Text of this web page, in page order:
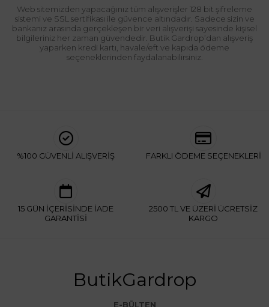
Web sitemizden yapacağınız tüm alışverişler 128 bit şifreleme
sistemi ve SSL sertifikası ile güvence altındadır. Sadece sizin ve
bankanız arasında gerçekleşen bir veri alışverişi sayesinde kişisel
bilgileriniz her zaman güvendedir. Butik Gardrop’dan alışveriş
yaparken kredi kartı, havale/eft ve kapıda ödeme
seçeneklerinden faydalanabilirsiniz.
%100 GÜVENLİ ALIŞVERİŞ FARKLI ÖDEME SEÇENEKLERİ
15 GÜN İÇERİSİNDE İADE
GARANTİSİ
2500 TL VE ÜZERİ ÜCRETSİZ
KARGO
ButikGardrop
E-BÜLTEN